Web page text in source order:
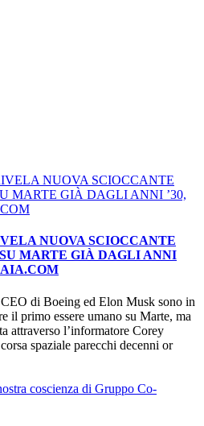
NUOVA SCIOCCANTE
MARTE GIÀ DAGLI ANNI
di Boeing ed Elon Musk sono in
il primo essere umano su Marte, ma
attraverso l’informatore Corey
spaziale parecchi decenni or